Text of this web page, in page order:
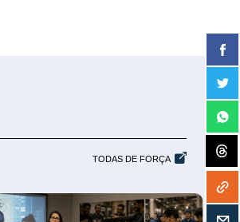
TODAS DE FORÇA